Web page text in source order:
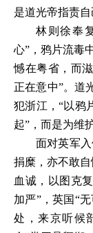
是道光帝指责自
林则徐奉
心”，鸦片流毒
憾在粤省，而
正在意中”。道
犯浙江，“以鸦
起”，而是为维
面对英军
捐糜，亦不敢自
血诚，以图克复
加严”，英国“无
处，来京听候